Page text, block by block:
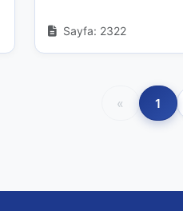
Sayfa: 2322
« 1